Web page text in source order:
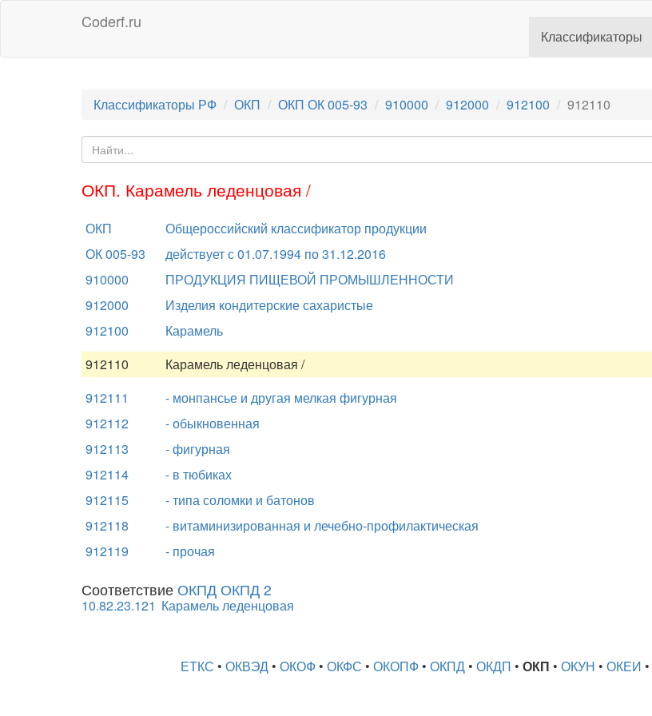
Coderf.ru
Классификаторы
Классификаторы РФ ОКП ОКП ОК 005-93 910000 912000 912100 912110
ОКП. Карамель леденцовая /
ОКП
Общероссийский классификатор продукции
ОК 005-93
действует с 01.07.1994 по 31.12.2016
910000
ПРОДУКЦИЯ ПИЩЕВОЙ ПРОМЫШЛЕННОСТИ
912000
Изделия кондитерские сахаристые
912100
Карамель
912110
Карамель леденцовая /
912111
- монпансье и другая мелкая фигурная
912112
- обыкновенная
912113
- фигурная
912114
- в тюбиках
912115
- типа соломки и батонов
912118
- витаминизированная и лечебно-профилактическая
912119
- прочая
Соответствие ОКПД ОКПД 2
10.82.23.121 Карамель леденцовая
ЕТКС • ОКВЭД• ОКОФ• ОКФС • ОКОПФ• ОКПД• ОКДП • ОКП • ОКУН • ОКЕИ •